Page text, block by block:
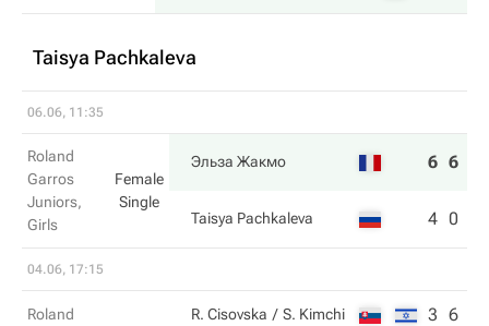
Taisya Pachkaleva
06.06, 11:35
Roland
Garros
Juniors,
Girls
Female
Single
Эльза Жакмо 6 6
Taisya Pachkaleva 4 0
04.06, 17:15
Roland
R. Cisovska S. Kimchi 3 6